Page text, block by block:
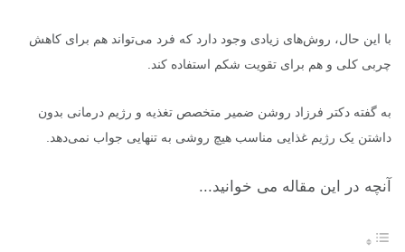
با این حال، روش‌های زیادی وجود دارد که فرد می‌تواند هم برای کاهش
چربی کلی و هم برای تقویت شکم استفاده کند.
به گفته دکتر فرزاد روشن ضمیر متخصص تغذیه و رژیم درمانی بدون
داشتن یک رژیم غذایی مناسب هیچ روشی به تنهایی جواب نمی‌دهد.
آنچه در این مقاله می خوانید...